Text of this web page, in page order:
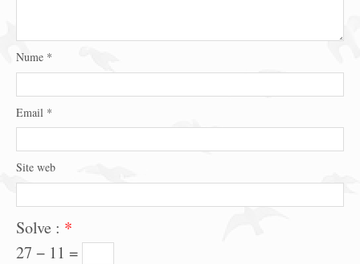
Nume *
Email *
Site web
Solve : *
27 − 11 =